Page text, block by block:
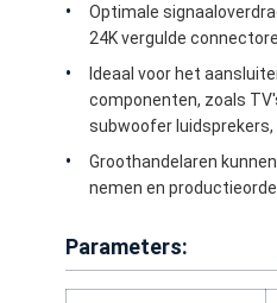
Optimale
24K vergulde
Ideaal voor het
componenten, zoals
subwoofer luidsprekers,
Groothandelaren
nemen en
Parameters: